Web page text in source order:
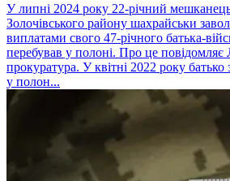
У липні 2024 року 22-річний
Золочівського району шахрайськи
виплатами свого 47-річного батька-
перебував у полоні. Про це повідомляє
прокуратура. У квітні 2022 року
у полон...